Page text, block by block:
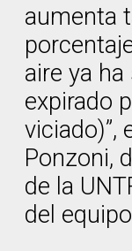
aumenta
aire ya
expirado
viciado)”,
Ponzoni,
de la
del